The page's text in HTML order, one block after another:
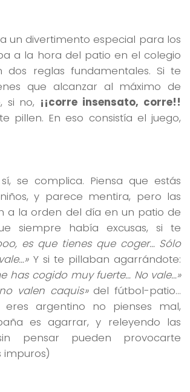
un divertimento especial para los
a la hora del patio en el colegio
dos reglas fundamentales. Si te
que alcanzar al máximo de
si no, ¡¡corre insensato, corre!!
pillen. En eso consistía el juego,
se complica. Piensa que estás
y parece mentira, pero las
a la orden del día en un patio de
siempre había excusas, si te
es que tienes que coger… Sólo
Y si te pillaban agarrándote:
has cogido muy fuerte… No vale…»
valen caquis»del fútbol-patio…
eres argentino no pienses mal,
es agarrar, y releyendo las
pensar pueden provocarte
impuros)